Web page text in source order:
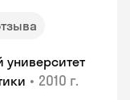
университет
• 2010 г.